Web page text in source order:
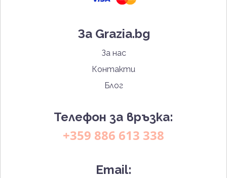
За Grazia.bg
За нас
Контакти
Блог
Телефон за връзка:
+359 886 613 338
Email: